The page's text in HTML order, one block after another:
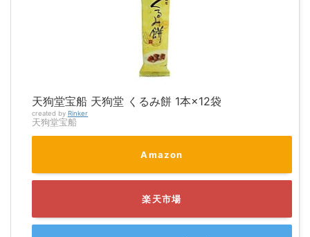
天狗堂宝船 天狗堂 くるみ餅 1本×12袋
created by Rinker
天狗堂宝船
Amazon
楽天市場